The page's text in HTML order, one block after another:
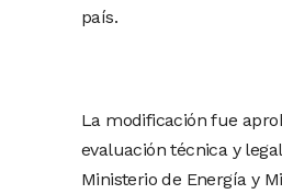
país.
La modificación fue
evaluación técnica y
Ministerio de Energía y